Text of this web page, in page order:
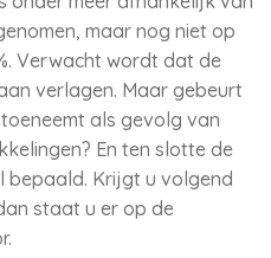
maar nog niet op
Verwacht wordt dat de
verlagen. Maar gebeurt
als gevolg van
En ten slotte de
bepaald. Krijgt u volgend
staat u er op de